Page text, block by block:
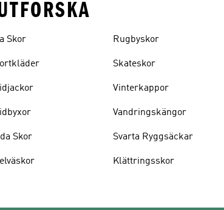
Skor
Skor
Rugbyskor
Skateskor
Vinterkappor
Vandringskängor
Svarta Ryggsäckar
Klättringsskor